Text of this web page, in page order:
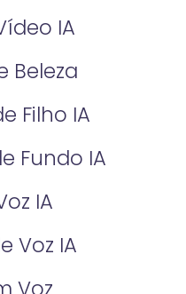
IA
Beleza
Filho IA
Fundo IA
IA
Voz IA